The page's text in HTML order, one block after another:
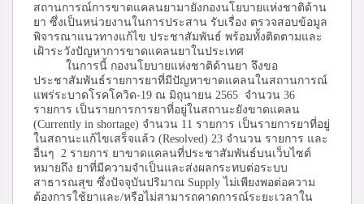
สถานการณ์การขาดแคลนยามายังกองนโยบายแห่งชาติด้าน
ยา ซึ่งเป็นหน่วยงานในการประสาน รับเรื่อง ตรวจสอบข้อมูล
พิจารณาแนวทางแก้ไข ประชาสัมพันธ์ พร้อมทั้งติดตามและ
เฝ้าระวังปัญหาการขาดแคลนยาในประเทศ
ในการนี้ กองนโยบายแห่งชาติด้านยา จึงขอ
ประชาสัมพันธ์รายการยาที่มีปัญหาขาดแคลนในสถานการณ์
แพร่ระบาดโรคโควิด-19 ณ มิถุนายน 2565 จำนวน 36
รายการ เป็นรายการการยาที่อยู่ในสถานะยังขาดแคลน
(Currently in shortage) จำนวน 11 รายการ เป็นรายการยาที่อยู่
ในสถานะแก้ไขเสร็จแล้ว (Resolved) 23 จำนวน รายการ และ
อื่นๆ 2 รายการ ยาขาดแคลนที่ประชาสัมพันธ์บนเว็บไซต์
หมายถึง ยาที่มีความจำเป็นและส่งผลกระทบต่อระบบ
สาธารณสุข ซึ่งปัจจุบันปริมาณ Supply ไม่เพียงพอต่อความ
ต้องการใช้ยาและ/หรือไม่สามารถคาดการณ์ระยะเวลาใน